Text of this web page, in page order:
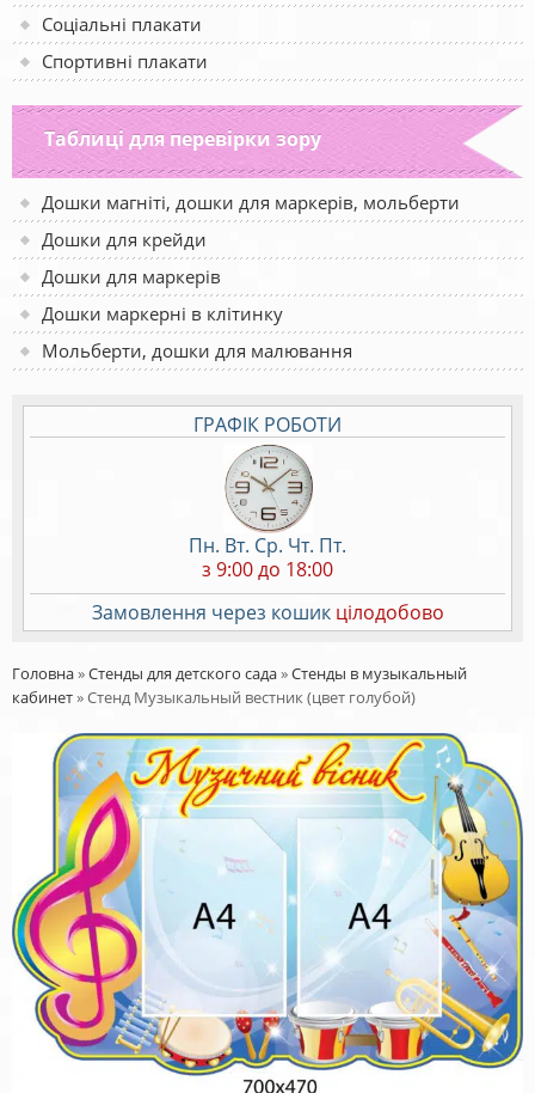
Соціальні плакати
Спортивні плакати
Таблиці для перевірки зору
Дошки магніті, дошки для маркерів, мольберти
Дошки для крейди
Дошки для маркерів
Дошки маркерні в клітинку
Мольберти, дошки для малювання
ГРАФІК РОБОТИ
Пн. Вт. Ср. Чт. Пт.
з 9:00 до 18:00
Замовлення через кошик цілодобово
Головна»Стенды для детского сада»Стенды в музыкальный
кабинет»Стенд Музыкальный вестник (цвет голубой)